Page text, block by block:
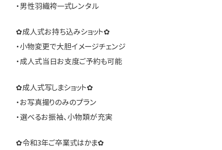
・男性羽織袴一式レンタル
✿成人式お持ち込みショット✿
・小物変更で大胆イメージチェンジ
・成人式当日お支度ご予約も可能
✿成人式写しまショット✿
・お写真撮りのみのプラン
・選べるお振袖、小物類が充実
✿令和3年ご卒業式はかま✿